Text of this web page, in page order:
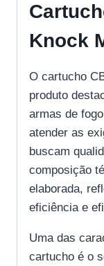
Knock
O cartucho
produto
armas de
atender as
buscam
composição
elaborada,
eficiência e
Uma das
cartucho é o